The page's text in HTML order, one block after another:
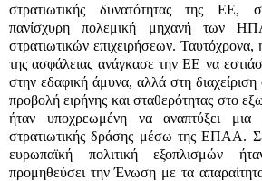
στρατιωτικής δυνατότητας της ΕΕ,
πανίσχυρη πολεμική μηχανή των
στρατιωτικών επιχειρήσεων.
της ασφάλειας ανάγκασε την ΕΕ να
στην εδαφική άμυνα, αλλά στη
προβολή ειρήνης και σταθερότητας στο
ήταν υποχρεωμένη να αναπτύξει μια
στρατιωτικής δράσης μέσω της ΕΠΑΑ.
ευρωπαϊκή πολιτική εξοπλισμών
προμηθεύσει την Ένωση με τα